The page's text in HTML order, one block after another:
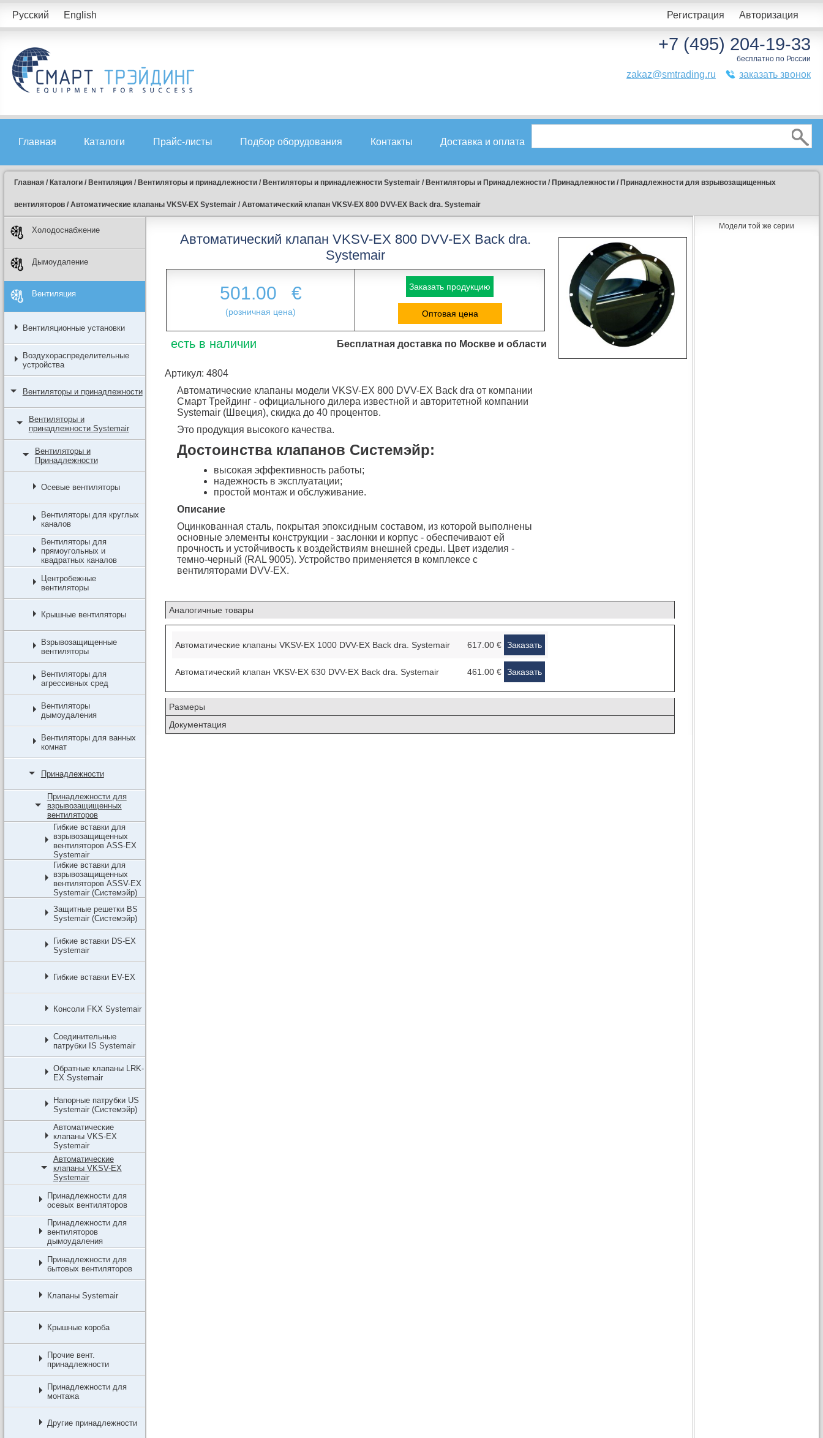
Русский English Регистрация Авторизация
+7 (495) 204-19-33
бесплатно по России
zakaz@smtrading.ru заказать звонок
Главная Каталоги Прайс-листы Подбор оборудования Контакты Доставка и оплата
Главная / Каталоги / Вентиляция / Вентиляторы и принадлежности / Вентиляторы и принадлежности Systemair / Вентиляторы и Принадлежности / Принадлежности / Принадлежности для взрывозащищенных
вентиляторов / Автоматические клапаны VKSV-EX Systemair / Автоматический клапан VKSV-EX 800 DVV-EX Back dra. Systemair
Холодоснабжение
Дымоудаление
Вентиляция
Вентиляционные установки
Воздухораспределительные
устройства
Вентиляторы и принадлежности
Вентиляторы и
принадлежности Systemair
Вентиляторы и
Принадлежности
Осевые вентиляторы
Вентиляторы для круглых
каналов
Вентиляторы для
прямоугольных и
квадратных каналов
Центробежные
вентиляторы
Крышные вентиляторы
Взрывозащищенные
вентиляторы
Вентиляторы для
агрессивных сред
Вентиляторы
дымоудаления
Вентиляторы для ванных
комнат
Принадлежности
Принадлежности для
взрывозащищенных
вентиляторов
Гибкие вставки для
взрывозащищенных
вентиляторов ASS-EX
Systemair
Гибкие вставки для
взрывозащищенных
вентиляторов ASSV-EX
Systemair (Системэйр)
Защитные решетки BS
Systemair (Системэйр)
Гибкие вставки DS-EX
Systemair
Гибкие вставки EV-EX
Консоли FKX Systemair
Соединительные
патрубки IS Systemair
Обратные клапаны LRK-
EX Systemair
Напорные патрубки US
Systemair (Системэйр)
Автоматические
клапаны VKS-EX
Systemair
Автоматические
клапаны VKSV-EX
Systemair
Принадлежности для
осевых вентиляторов
Принадлежности для
вентиляторов
дымоудаления
Принадлежности для
бытовых вентиляторов
Клапаны Systemair
Крышные короба
Прочие вент.
принадлежности
Принадлежности для
монтажа
Другие принадлежности
Автоматический клапан VKSV-EX 800 DVV-EX Back dra.
Systemair
501.00 €
(розничная цена)
Заказать продукцию
Оптовая цена
есть в наличии Бесплатная доставка по Москве и области
Артикул: 4804
Автоматические клапаны модели VKSV-EX 800 DVV-EX Back dra от компании
Смарт Трейдинг - официального дилера известной и авторитетной компании
Systemair (Швеция), скидка до 40 процентов.
Это продукция высокого качества.
Достоинства клапанов Системэйр:
высокая эффективность работы;
надежность в эксплуатации;
простой монтаж и обслуживание.
Описание
Оцинкованная сталь, покрытая эпоксидным составом, из которой выполнены
основные элементы конструкции - заслонки и корпус - обеспечивают ей
прочность и устойчивость к воздействиям внешней среды. Цвет изделия -
темно-черный (RAL 9005). Устройство применяется в комплексе с
вентиляторами DVV-EX.
Аналогичные товары
Автоматические клапаны VKSV-EX 1000 DVV-EX Back dra. Systemair 617.00 € Заказать
Автоматический клапан VKSV-EX 630 DVV-EX Back dra. Systemair 461.00 € Заказать
Размеры
Документация
Модели той же серии